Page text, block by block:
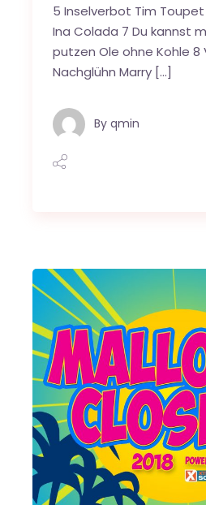
5 Inselverbot Tim
Ina Colada 7 Du kannst
putzen Ole ohne Kohle 8
Nachglühn Marry […]
By qmin